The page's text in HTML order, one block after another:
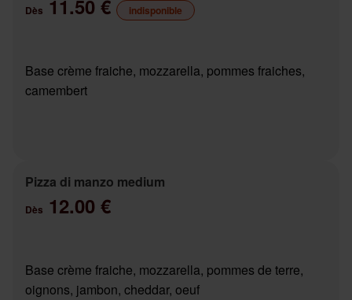
Dès 11.50 € indisponible
Base crème fraiche, mozzarella, pommes fraiches,
camembert
Pizza di manzo medium
Dès 12.00 €
Base crème fraiche, mozzarella, pommes de terre,
oignons, jambon, cheddar, oeuf